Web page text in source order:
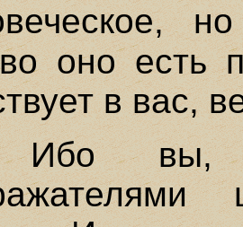
оно есть
в вас,
вы,